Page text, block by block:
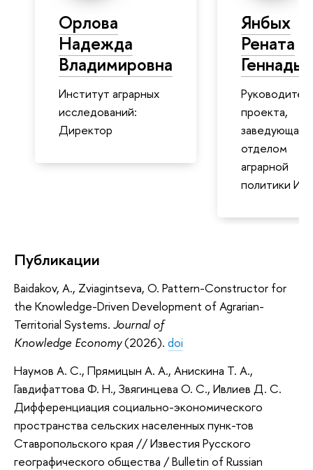
Орлова
Надежда
Владимировна
Институт аграрных
исследований:
Директор
Янбых
Рената
проекта,
заведующая
отделом
аграрной
политики
Публикации
Baidakov, A., Zviagintseva, O. Pattern-Constructor for
the Knowledge-Driven Development of Agrarian-
Territorial Systems. Journal of
Knowledge Economy(2026). doi
Наумов A. C., Прямицын А. А., Анискина Т. А.,
Гавдифаттова Ф. Н., Звягинцева О. С., Ивлиев Д. С.
Дифференциация социально-экономического
пространства сельских населенных пунк-тов
Ставропольского края // Известия Русского
географического общества / Bulletin of Russian